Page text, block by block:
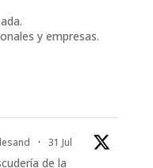
y empresas.
· 31 Jul
de la